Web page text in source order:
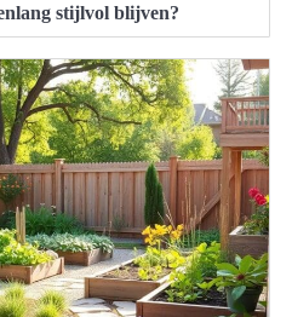
stijlvol blijven?